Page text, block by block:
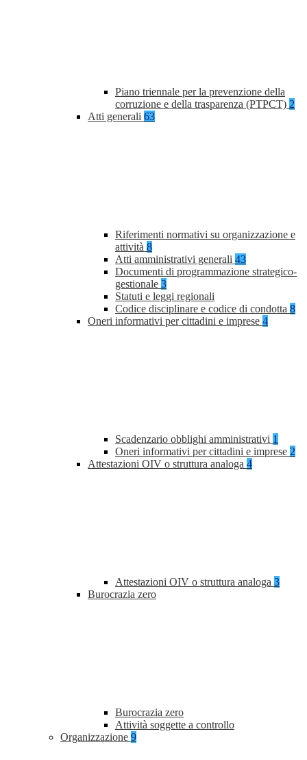
Piano triennale per la prevenzione della
corruzione e della trasparenza (PTPCT) 2
Atti generali 63
Riferimenti normativi su organizzazione e
attività 8
Atti amministrativi generali 43
Documenti di programmazione strategico-
gestionale 3
Statuti e leggi regionali
Codice disciplinare e codice di condotta 8
Oneri informativi per cittadini e imprese 4
Scadenzario obblighi amministrativi 1
Oneri informativi per cittadini e imprese 2
Attestazioni OIV o struttura analoga 4
Attestazioni OIV o struttura analoga 3
Burocrazia zero
Burocrazia zero
Attività soggette a controllo
Organizzazione 9